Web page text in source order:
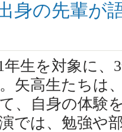
身の先輩が
年生を対象に、
矢高生たちは
、自身の体験
では、勉強や